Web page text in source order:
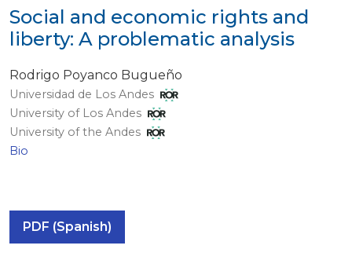
Social and economic rights and
liberty: A problematic analysis
Rodrigo Poyanco Bugueño
Universidad de Los Andes
University of Los Andes
University of the Andes
Bio
PDF (Spanish)